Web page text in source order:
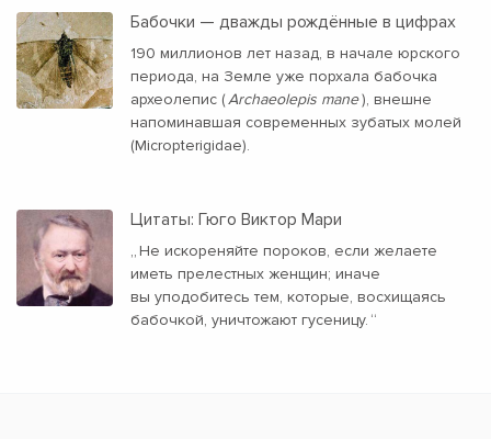
Бабочки — дважды рождённые в цифрах
190 миллионов лет назад, в начале юрского
периода, на Земле уже порхала бабочка
археолепис (Archaeolepis mane ), внешне
напоминавшая современных зубатых молей
(Micropterigidae).
Цитаты: Гюго Виктор Мари
„Не искореняйте пороков, если желаете
иметь прелестных женщин; иначе
вы уподобитесь тем, которые, восхищаясь
бабочкой, уничтожают гусеницу. “